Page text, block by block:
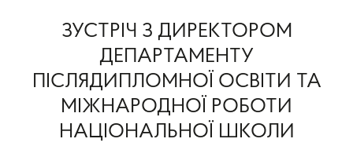
ЗУСТРІЧ З ДИРЕКТОРОМ
ДЕПАРТАМЕНТУ
ПІСЛЯДИПЛОМНОЇ ОСВІТИ ТА
МІЖНАРОДНОЇ РОБОТИ
НАЦІОНАЛЬНОЇ ШКОЛИ